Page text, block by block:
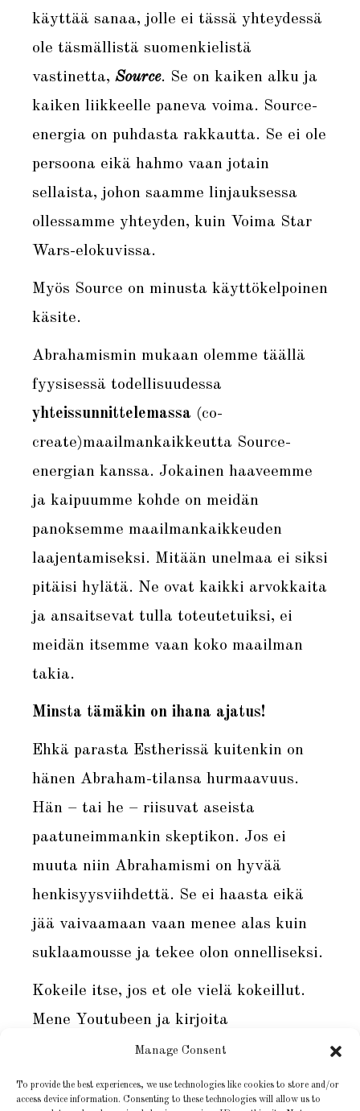
Manage Consent
To provide the best experiences, we use technologies like cookies to store and/or
access device information. Consenting to these technologies will allow us to
käyttää sanaa, jolle ei tässä yhteydessä
ole täsmällistä suomenkielistä
vastinetta, Source. Se on kaiken alku ja
kaiken liikkeelle paneva voima. Source-
energia on puhdasta rakkautta. Se ei ole
persoona eikä hahmo vaan jotain
sellaista, johon saamme linjauksessa
ollessamme yhteyden, kuin Voima Star
Wars-elokuvissa.
Myös Source on minusta käyttökelpoinen
käsite.
Abrahamismin mukaan olemme täällä
fyysisessä todellisuudessa
yhteissunnittelemassa (co-
create)maailmankaikkeutta Source-
energian kanssa. Jokainen haaveemme
ja kaipuumme kohde on meidän
panoksemme maailmankaikkeuden
laajentamiseksi. Mitään unelmaa ei siksi
pitäisi hylätä. Ne ovat kaikki arvokkaita
ja ansaitsevat tulla toteutetuiksi, ei
meidän itsemme vaan koko maailman
takia.
Minsta tämäkin on ihana ajatus!
Ehkä parasta Estherissä kuitenkin on
hänen Abraham-tilansa hurmaavuus.
Hän – tai he – riisuvat aseista
paatuneimmankin skeptikon. Jos ei
muuta niin Abrahamismi on hyvää
henkisyysviihdettä. Se ei haasta eikä
jää vaivaamaan vaan menee alas kuin
suklaamousse ja tekee olon onnelliseksi.
Kokeile itse, jos et ole vielä kokeillut.
Mene Youtubeen ja kirjoita
hakulaatikkoon Abraham Hicks.
Esimerkiksi
tällä videolla pääset alkuun.